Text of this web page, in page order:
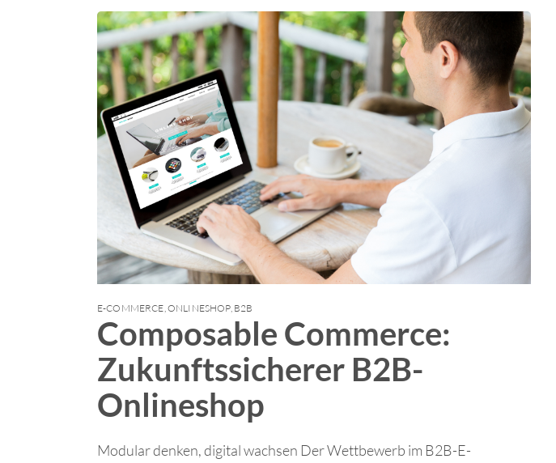
E-COMMERCE,ONLINESHOP, B2B
Composable Commerce:
Zukunftssicherer B2B-
Onlineshop
Modular denken, digital wachsen Der Wettbewerb im B2B-E-